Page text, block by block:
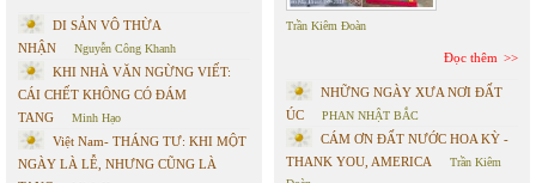
DI SẢN VÔ THỪA
NHẬN
Nguyễn Công Khanh
KHI NHÀ VĂN NGỪNG VIẾT:
CÁI CHẾT KHÔNG CÓ ĐÁM
TANG
Minh Hạo
Việt Nam- THÁNG TƯ: KHI MỘT
NGÀY LÀ LỄ, NHƯNG CŨNG LÀ
Trần Kiêm Đoàn
Đọc thêm
NHỮNG NGÀY XƯA NƠI ĐẤT
ÚC
PHAN NHẬT BẮC
CÁM ƠN ĐẤT NƯỚC HOA KỲ -
THANK YOU, AMERICA
Trần Kiêm